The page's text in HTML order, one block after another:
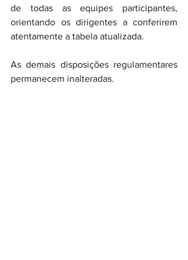
de todas as equipes participantes,
orientando os dirigentes a conferirem
atentamente a tabela atualizada.
As demais disposições regulamentares
permanecem inalteradas.